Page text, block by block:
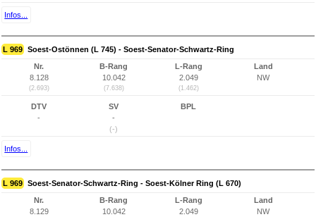
Infos...
L 969 Soest-Ostönnen (L 745) - Soest-Senator-Schwartz-Ring
Nr.
8.128
(2.693)
B-Rang
10.042
(7.638)
L-Rang
2.049
(1.462)
Land
NW
DTV
-
SV
-
(-)
BPL
Infos...
L 969 Soest-Senator-Schwartz-Ring - Soest-Kölner Ring (L 670)
Nr.
8.129
B-Rang
10.042
L-Rang
2.049
Land
NW